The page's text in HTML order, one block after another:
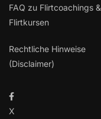
FAQ zu Flirtcoachings &
Flirtkursen
Rechtliche Hinweise
(Disclaimer)
X